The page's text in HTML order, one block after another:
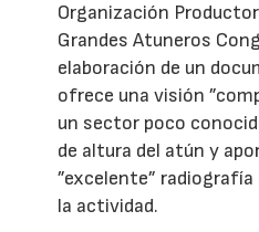
Organización
Grandes Atuneros
elaboración de un
ofrece una visión
un sector poco
de altura del atún y
”excelente”
la actividad.